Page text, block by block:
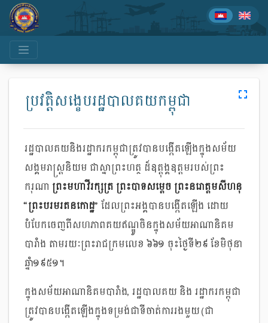
ប្រវត្តិសង្ខេបរដ្ឋបាលគយកម្ពុជា
រដ្ឋបាលគយនិងរដ្ឋាករកម្ពុជា​ត្រូវបានបង្កើតឡើង​ក្នុងសម័យ
សង្គមរាស្ត្រនិយម​ ជាស្នាព្រះហត្ថ ដ៏ឧត្តុង្គឧត្តមរបស់ព្រះ
ករុណា ព្រះមហាវីរក្សត្រ ព្រះបាទសម្តេច ព្រះនរោត្តមសីហនុ
“ព្រះបរមរតនកោដ្ឋ” ដែលព្រះអង្គបានបង្កើតឡើង ដោយ
បំបែកចេញពីសហភាពគយឥណ្ឌូចិនក្នុងសម័យអាណានិគម
បារាំង តាមរយៈ​ព្រះរាជក្រមលេខ ៦៦១ ចុះថ្ងៃទី២៩ ខែមិថុនា
ឆ្នាំ១៩៥១។
ក្នុងសម័យអាណានិគមបារាំង, រដ្ឋបាលគយ និង រដ្ឋាករកម្ពុជា
ត្រូវបានបង្កើតឡើងក្នុងទម្រង់ជាទីចាត់ការរងមួយ (ជា